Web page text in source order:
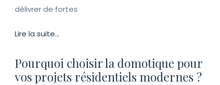
délivrer de fortes
Lire la suite...
Pourquoi choisir la domotique pour
vos projets résidentiels modernes ?